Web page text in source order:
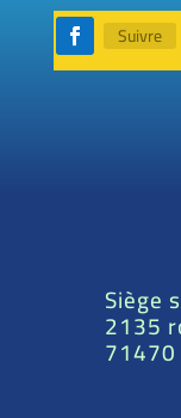
Suivre
Siège
2135